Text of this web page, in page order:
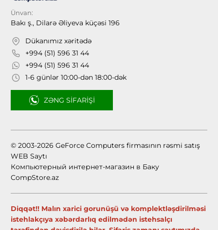
Ünvan:
Bakı ş., Dilarə Əliyeva küçəsi 196
Dükanımız xəritədə
+994 (51) 596 31 44
+994 (51) 596 31 44
1-6 günlər 10:00-dən 18:00-dək
ZƏNG SIFARIŞI
© 2003-2026 GeForce Computers firmasının rəsmi satış
WEB Saytı
Компьютерный интернет-магазин в Баку
CompStore.az
Diqqət!! Malın xarici gorunüşü və komplektləşdirilməsi
istehlakçıya xəbərdarlıq edilmədən istehsalçı